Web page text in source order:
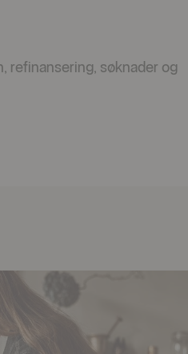
refinansering, søknader og